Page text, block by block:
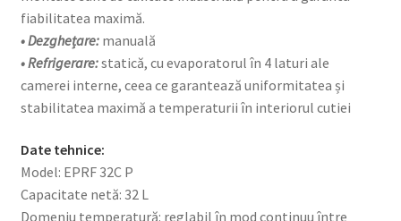
fiabilitatea maximă.
• Dezghețare: manuală
• Refrigerare:statică, cu evaporatorul în 4 laturi ale
camerei interne, ceea ce garantează uniformitatea și
stabilitatea maximă a temperaturii în interiorul cutiei
Date tehnice:
Model: EPRF 32C P
Capacitate netă: 32 L
Domeniu temperatură: reglabil în mod continuu între